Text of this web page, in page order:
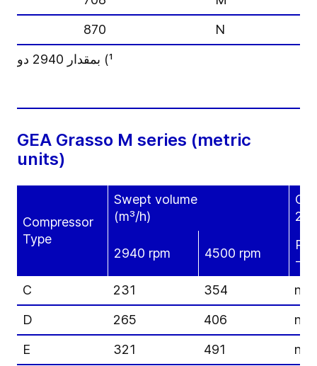
N
870
¹) بمقدار 2940 دورة في الدقيقة مع فرط الإحماء 5 K والتبريد إلى ما دون درجة التكاثف 0 K، وقيم درجة الحرارة المذكورة:
GEA Grasso M series (metric
units)
Compressor
Type
Swept volume
(m³/h)
28
2940 rpm 4500 rpm
-
C
231 354
n/a
D
265 406
n/a
E
321 491 n/a